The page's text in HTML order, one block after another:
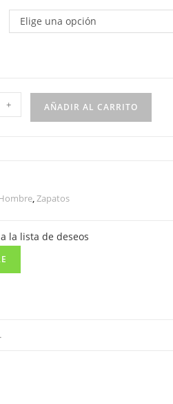
Elige una opción
+ AÑADIR AL CARRITO
,Zapatos
la lista de deseos